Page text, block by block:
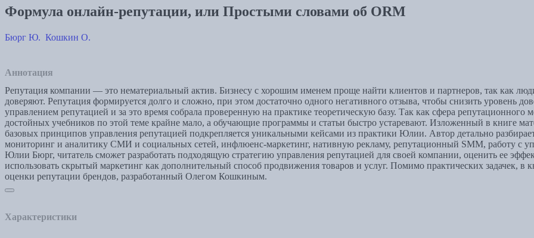
Формула онлайн-репутации, или Простыми словами об ORM
Бюрг Ю. Кошкин О.
Аннотация
Репутация компании — это нематериальный актив. Бизнесу с хорошим именем проще найти клиентов и партнеров, так как
доверяют. Репутация формируется долго и сложно, при этом достаточно одного негативного отзыва, чтобы снизить уровень
управлением репутацией и за это время собрала проверенную на практике теоретическую базу. Так как сфера репутационного
достойных учебников по этой теме крайне мало, а обучающие программы и статьи быстро устаревают. Изложенный в книге
базовых принципов управления репутацией подкрепляется уникальными кейсами из практики Юлии. Автор детально
мониторинг и аналитику СМИ и социальных сетей, инфлюенс-маркетинг, нативную рекламу, репутационный SMM, работу с
Юлии Бюрг, читатель сможет разработать подходящую стратегию управления репутацией для своей компании, оценить ее
использовать скрытый маркетинг как дополнительный способ продвижения товаров и услуг. Помимо практических задачек, в
оценки репутации брендов, разработанный Олегом Кошкиным.
Характеристики